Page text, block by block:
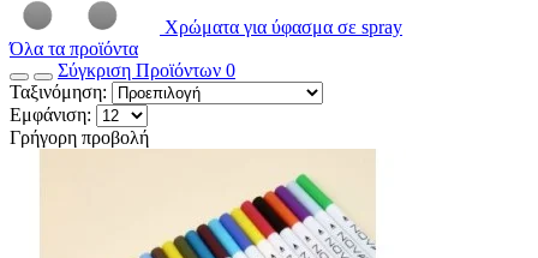
Χρώματα για ύφασμα σε spray
Όλα τα προϊόντα
Σύγκριση Προϊόντων 0
Ταξινόμηση:
Εμφάνιση:
Γρήγορη προβολή